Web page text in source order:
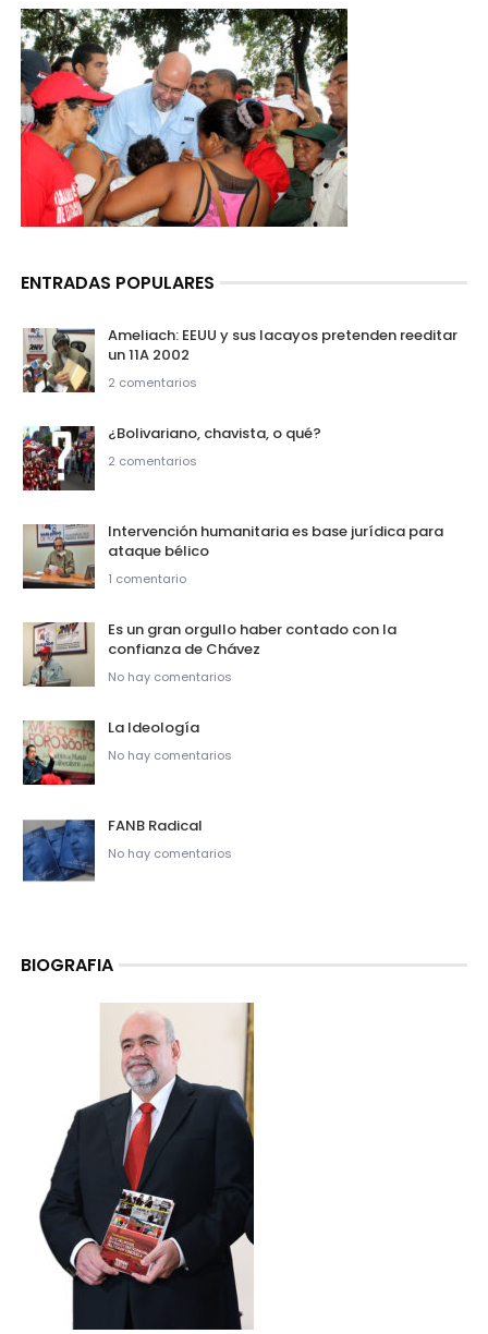
ENTRADAS POPULARES
Ameliach: EEUU y sus lacayos pretenden reeditar
un 11A 2002
2 comentarios
¿Bolivariano, chavista, o qué?
2 comentarios
Intervención humanitaria es base jurídica para
ataque bélico
1 comentario
Es un gran orgullo haber contado con la
confianza de Chávez
No hay comentarios
La Ideología
No hay comentarios
FANB Radical
No hay comentarios
BIOGRAFIA